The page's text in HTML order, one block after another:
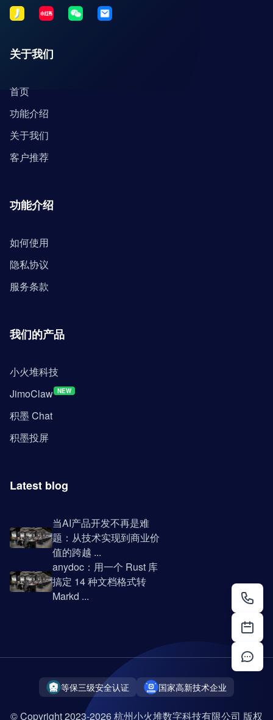
关于我们
首页
功能介绍
关于我们
客户推荐
功能介绍
如何使用
隐私协议
服务条款
我们的产品
小火堆科技
JimoClaw NEW
积墨 Chat
积墨投屏
Latest blog
当AI产品开发不再是难
题：从技术实现到商业价
值的跨越 ...
anydoc：用一个 Rust 库
搞定 14 种文档格式转
Markd ...
等保三级安全认证 国家高新技术企业
© Copyright 2023-2026 杭州小火堆数字科技有限公司 版权